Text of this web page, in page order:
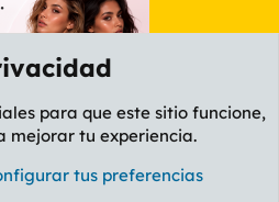
AMARILLO
para que este sitio funcione,
mejorar tu experiencia.
tus preferencias